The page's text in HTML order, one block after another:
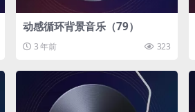
动感循环背景音乐（79）
3 年前 323